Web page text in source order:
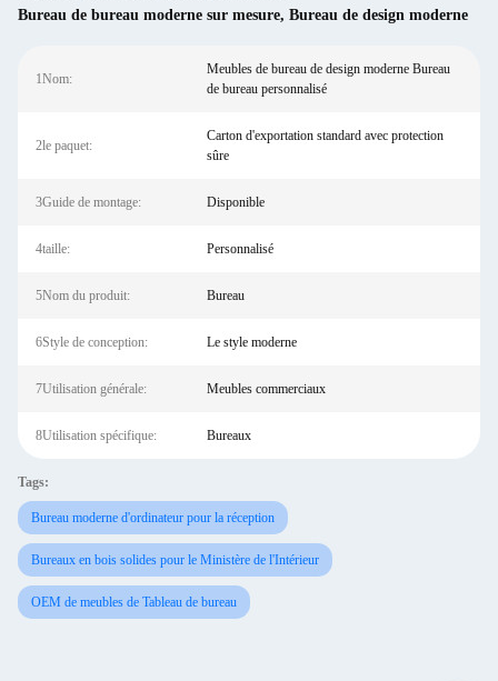
Bureau de bureau moderne sur mesure, Bureau de design moderne
1Nom:
Meubles de bureau de design moderne Bureau
de bureau personnalisé
2le paquet:
Carton d'exportation standard avec protection
sûre
3Guide de montage: Disponible
4taille: Personnalisé
5Nom du produit: Bureau
6Style de conception: Le style moderne
7Utilisation générale: Meubles commerciaux
8Utilisation spécifique: Bureaux
Tags:
Bureau moderne d'ordinateur pour la réception
Bureaux en bois solides pour le Ministère de l'Intérieur
OEM de meubles de Tableau de bureau